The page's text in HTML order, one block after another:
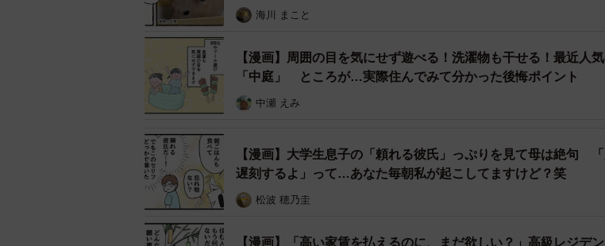
海川 まこと
【漫画】周囲の目を気にせず遊べる！洗濯物も干せる！最近人
「中庭」 ところが…実際住んでみて分かった後悔ポイント
中瀬 えみ
【漫画】大学生息子の「頼れる彼氏」っぷりを見て母は絶句 「
遅刻するよ」って…あなた毎朝私が起こしてますけど？笑
松波 穂乃圭
【漫画】「高い家賃を払えるのに、まだ欲しい？」高級レジデ